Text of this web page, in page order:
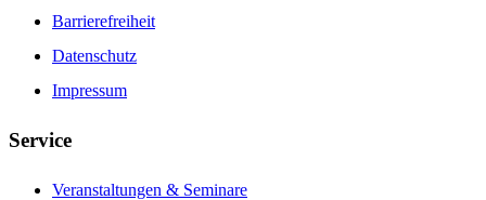
Barrierefreiheit
Datenschutz
Impressum
Service
Veranstaltungen & Seminare